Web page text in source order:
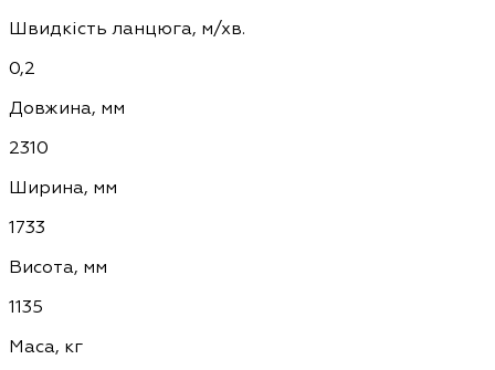
Швидкість ланцюга, м/хв.
0,2
Довжина, мм
2310
Ширина, мм
1733
Висота, мм
1135
Маса, кг